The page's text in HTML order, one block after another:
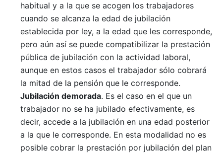
habitual y a la que se acogen los trabajadores
cuando se alcanza la edad de jubilación
establecida por ley, a la edad que les corresponde,
pero aún así se puede compatibilizar la prestación
pública de jubilación con la actividad laboral,
aunque en estos casos el trabajador sólo cobrará
la mitad de la pensión que le corresponde.
Jubilación demorada. Es el caso en el que un
trabajador no se ha jubilado efectivamente, es
decir, accede a la jubilación en una edad posterior
a la que le corresponde. En esta modalidad no es
posible cobrar la prestación por jubilación del plan